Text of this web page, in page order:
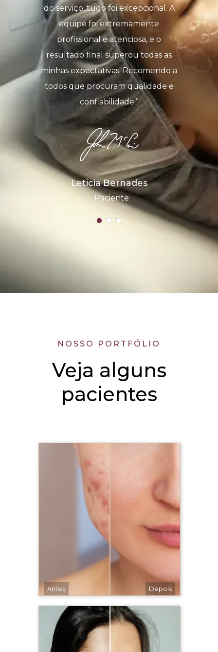
do serviço, tudo foi excepcional. A
equipe foi extremamente
profissional e atenciosa, e o
resultado final superou todas as
minhas expectativas. Recomendo a
todos que procuram qualidade e
confiabilidade!”
Leticia Bernades
Paciente
NOSSO PORTFÓLIO
Veja alguns
pacientes
Antes Depois